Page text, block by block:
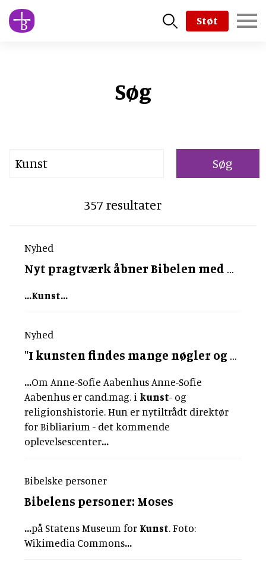
Skip
to
Støt
Søg
357 resultater
Nyhed
Nyt pragtværk åbner Bibelen med nyere dansk
...Kunst...
Nyhed
"I kunsten findes mange nøgler og åbninger til Bibelens tekster"
...Om Anne-Sofie Aabenhus Anne-Sofie
Aabenhus er cand.mag. i kunst- og
religionshistorie. Hun er nytiltrådt direktør
for Bibliarium - det kommende
oplevelsescenter...
Bibelske personer
Bibelens personer: Moses
...på Statens Museum for Kunst. Foto:
Wikimedia Commons...